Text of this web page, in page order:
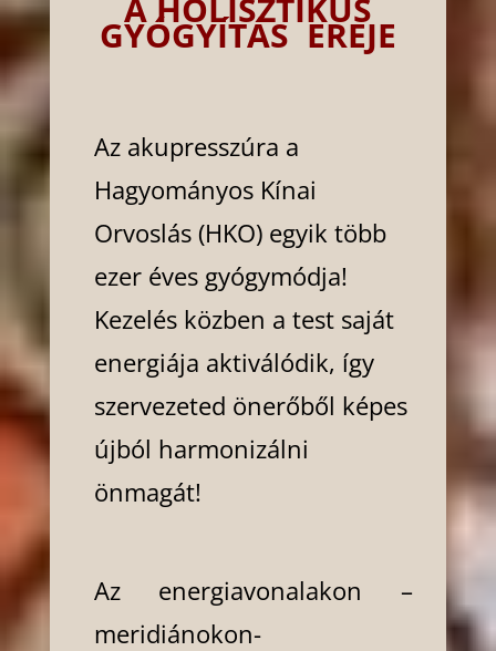
GYÓGYÍTÁS EREJE
Az akupresszúra a
Hagyományos Kínai
Orvoslás (HKO) egyik több
ezer éves gyógymódja!
Kezelés közben a test saját
energiája aktiválódik, így
szervezeted önerőből képes
újból harmonizálni
önmagát!
Az energiavonalakon –
meridiánokon-